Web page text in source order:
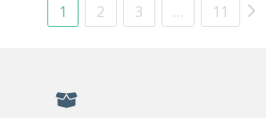
1 2 3 … 11